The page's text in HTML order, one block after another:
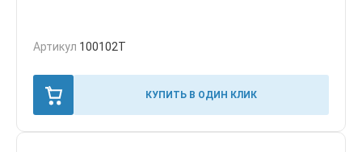
Артикул 100102T
КУПИТЬ В ОДИН КЛИК